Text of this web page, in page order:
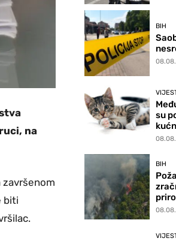
na
završenom
biti
BIH
su
BIH